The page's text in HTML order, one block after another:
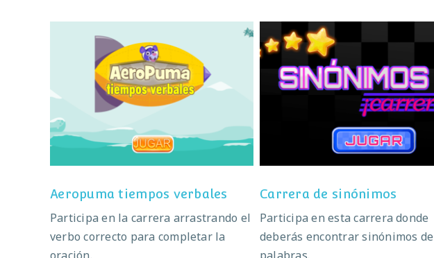
Aeropuma tiempos verbales
Aeropuma tiempos verbales
Participa en la carrera arrastrando el
verbo correcto para completar la
Carrera de sinónimos
Carrera de sinónimos
Participa en esta carrera donde
deberás encontrar sinónimos de